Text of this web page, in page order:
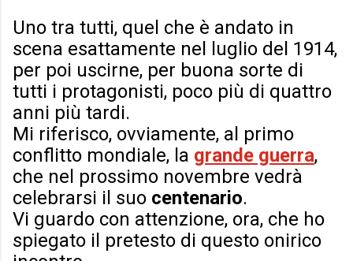
Uno tra tutti, quel che è andato in
scena esattamente nel luglio del 1914,
per poi uscirne, per buona sorte di
tutti i protagonisti, poco più di quattro
anni più tardi.
Mi riferisco, ovviamente, al primo
conflitto mondiale, la grande guerra,
che nel prossimo novembre vedrà
celebrarsi il suo centenario.
Vi guardo con attenzione, ora, che ho
spiegato il pretesto di questo onirico